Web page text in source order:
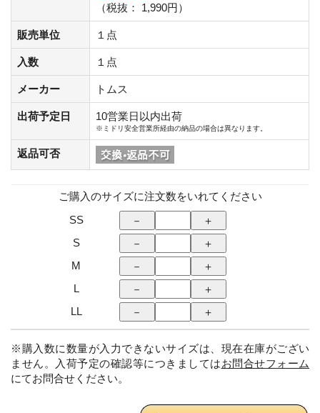
（税抜： 1,990円）
販売単位 １点
入数 １点
メーカー トムス
出荷予定日 10営業日以内出荷
※ミドリ安全営業所経由の納品の場合は異なります。
返品可否
ご購入のサイズに注文数をいれてください
SS
S
M
L
LL
※購入数に数量が入力できないサイズは、現在在庫がござい
ません。入荷予定の確認等につきましてはお問合せフォーム
にてお問合せください。